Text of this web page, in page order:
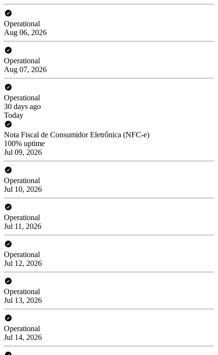
Operational
Aug 06, 2026
Operational
Aug 07, 2026
Operational
30 days ago
Today
Nota Fiscal de Consumidor Eletrônica (NFC-e)
100% uptime
Jul 09, 2026
Operational
Jul 10, 2026
Operational
Jul 11, 2026
Operational
Jul 12, 2026
Operational
Jul 13, 2026
Operational
Jul 14, 2026